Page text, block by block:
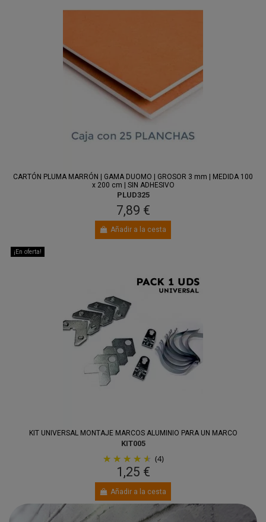
CARTÓN PLUMA MARRÓN | GAMA DUOMO | GROSOR 3 mm | MEDIDA 100
x 200 cm | SIN ADHESIVO
PLUD325
7,89 €
Añadir a la cesta
¡En oferta!
KIT UNIVERSAL MONTAJE MARCOS ALUMINIO PARA UN MARCO
KIT005
(4)
1,25 €
Añadir a la cesta